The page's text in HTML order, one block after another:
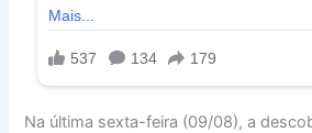
Na última sexta-feira (09/08), a